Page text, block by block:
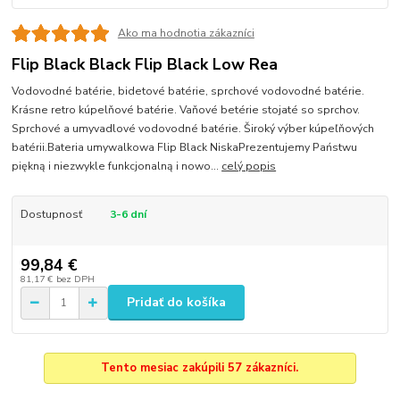
Ako ma hodnotia zákazníci
Flip Black Black Flip Black Low Rea
Vodovodné batérie, bidetové batérie, sprchové vodovodné batérie.
Krásne retro kúpelňové batérie. Vaňové betérie stojaté so sprchov.
Sprchové a umyvadlové vodovodné batérie. Široký výber kúpeľňových
batérii.Bateria umywalkowa Flip Black NiskaPrezentujemy Państwu
piękną i niezwykle funkcjonalną i nowo... celý popis
Dostupnosť 3-6 dní
99,84 €
81,17 € bez DPH
Pridať do košíka
Tento mesiac zakúpili 57 zákazníci.